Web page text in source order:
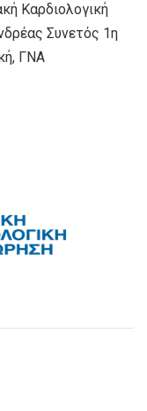
Καρδιολογική
Συνετός 1η
ΓΝΑ